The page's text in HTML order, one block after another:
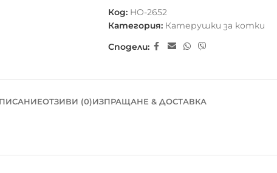
Код: HO-2652
Категория: Катерушки за котки
Сподели:
ОТЗИВИ (0)ИЗПРАЩАНЕ & ДОСТАВКА